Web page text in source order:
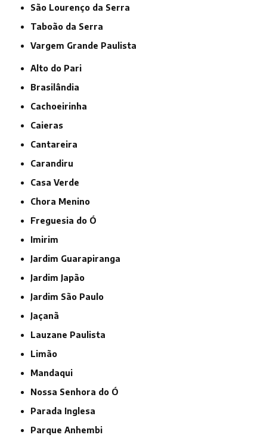
São Lourenço da Serra
Taboão da Serra
Vargem Grande Paulista
Alto do Pari
Brasilândia
Cachoeirinha
Caieras
Cantareira
Carandiru
Casa Verde
Chora Menino
Freguesia do Ó
Imirim
Jardim Guarapiranga
Jardim Japão
Jardim São Paulo
Jaçanã
Lauzane Paulista
Limão
Mandaqui
Nossa Senhora do Ó
Parada Inglesa
Parque Anhembi